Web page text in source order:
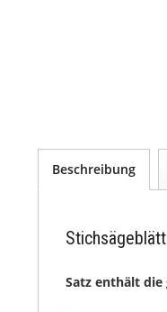
Beschreibung
Satz enthält die